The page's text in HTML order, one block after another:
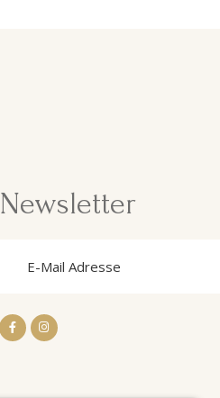
Newsletter